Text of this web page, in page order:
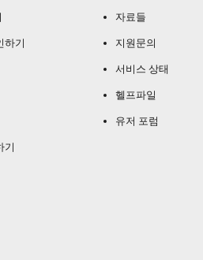
하기
기
자료들
지원문의
서비스 상태
헬프파일
유저 포럼